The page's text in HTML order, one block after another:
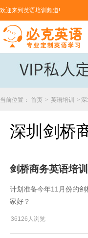
欢迎来到英语培训频道!
当前位置： 首页 > 英语培训 >
深圳剑桥
剑桥商务英语培
计划准备今年11月份的
家好？
36126人浏览